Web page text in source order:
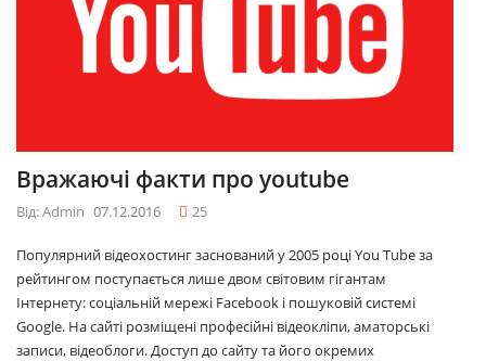
Вражаючі факти про youtube
Від: Admin 07.12.2016 25
Популярний відеохостинг заснований у 2005 році You Tube за
рейтингом поступається лише двом світовим гігантам
Інтернету: соціальній мережі Facebook і пошуковій системі
Google. На сайті розміщені професійні відеокліпи, аматорські
записи, відеоблоги. Доступ до сайту та його окремих